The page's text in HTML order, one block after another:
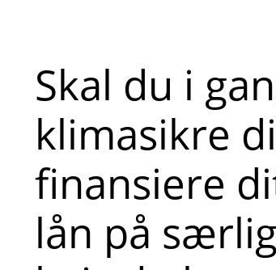
Skal du i
klimasikre
finansiere
lån på